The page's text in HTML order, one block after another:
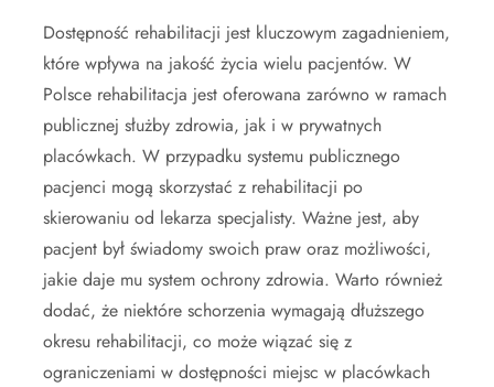
Dostępność rehabilitacji jest kluczowym zagadnieniem,
które wpływa na jakość życia wielu pacjentów. W
Polsce rehabilitacja jest oferowana zarówno w ramach
publicznej służby zdrowia, jak i w prywatnych
placówkach. W przypadku systemu publicznego
pacjenci mogą skorzystać z rehabilitacji po
skierowaniu od lekarza specjalisty. Ważne jest, aby
pacjent był świadomy swoich praw oraz możliwości,
jakie daje mu system ochrony zdrowia. Warto również
dodać, że niektóre schorzenia wymagają dłuższego
okresu rehabilitacji, co może wiązać się z
ograniczeniami w dostępności miejsc w placówkach